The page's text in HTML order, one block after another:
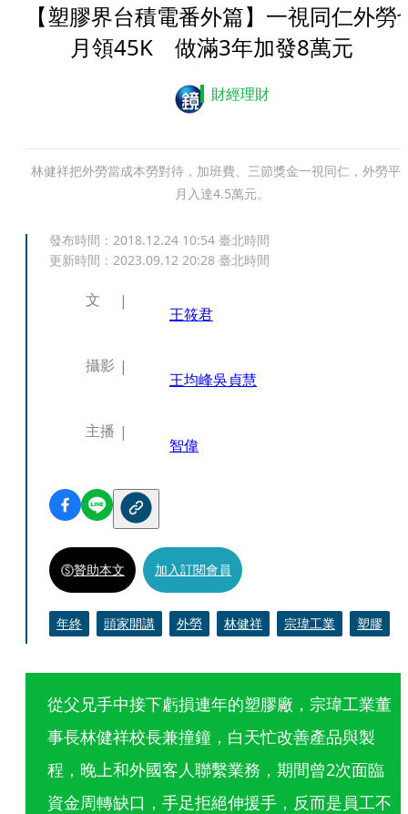
【塑膠界台積電番外篇】一視同仁外勞
月領45K 做滿3年加發8萬元
財經理財
林健祥把外勞當成本勞對待，加班費、三節獎金一視同仁，外勞平
月入達4.5萬元。
發布時間： 2018.12.24 10:54 臺北時間
更新時間： 2023.09.12 20:28 臺北時間
文
王筱君
攝影
王均峰吳貞慧
主播
智偉
贊助本文 加入訂閱會員
年終 頭家開講 外勞 林健祥 宗瑋工業 塑膠
從父兄手中接下虧損連年的塑膠廠，宗瑋工業董
事長林健祥校長兼撞鐘，白天忙改善產品與製
程，晚上和外國客人聯繫業務，期間曾2次面臨
資金周轉缺口，手足拒絕伸援手，反而是員工不